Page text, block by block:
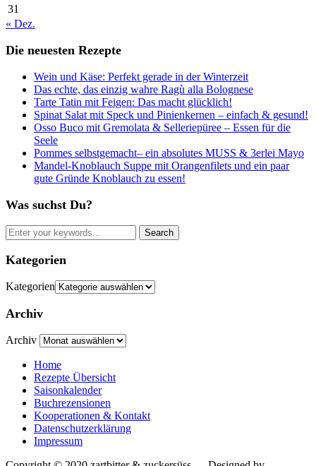
31
« Dez.
Die neuesten Rezepte
Wein und Käse: Perfekt gerade in der Winterzeit
Das echte, das einzig wahre Ragù alla Bolognese
Tarte Tatin mit Feigen: Das macht glücklich!
Spinat Salat mit Speck und Pinienkernen – einfach & gesund!
Osso Buco mit Gremolata & Selleriepüree – Essen für die
Seele
Pommes selbstgemacht– ein absolutes MUSS & 3erlei Mayo
Mandel-Knoblauch Suppe mit Orangenfilets und ein paar
gute Gründe Knoblauch zu essen!
Was suchst Du?
Kategorien
Kategorien
Archiv
Archiv
Home
Rezepte Übersicht
Saisonkalender
Buchrezensionen
Kooperationen & Kontakt
Datenschutzerklärung
Impressum